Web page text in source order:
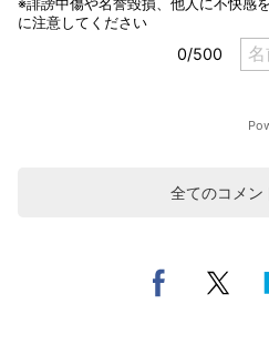
全てのコメン